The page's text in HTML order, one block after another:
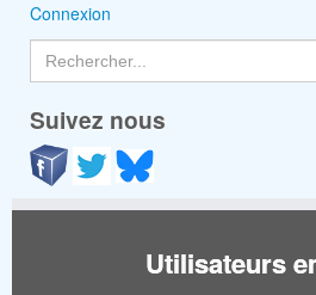
Connexion
Search
for:
Suivez nous
Utilisateurs